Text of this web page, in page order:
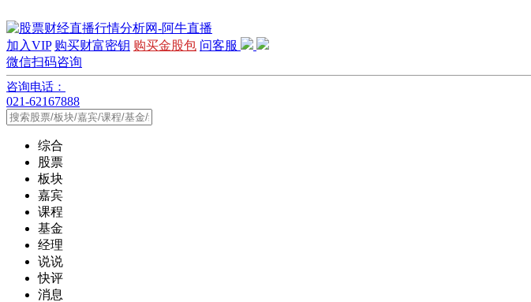
加入VIP 购买财富密钥 购买金股包 问客服
微信扫码咨询
咨询电话：
021-62167888
综合
股票
板块
嘉宾
课程
基金
经理
说说
快评
消息